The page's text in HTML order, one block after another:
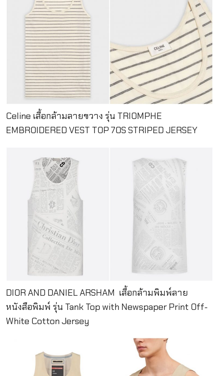
Celine เสื้อกล้ามลายขวาง รุ่น TRIOMPHE
EMBROIDERED VEST TOP 70S STRIPED JERSEY
DIOR AND DANIEL ARSHAM เสื้อกล้ามพิมพ์ลาย
หนังสือพิมพ์ รุ่น Tank Top with Newspaper Print Off-
White Cotton Jersey